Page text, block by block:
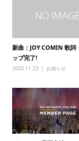
新曲：JOY COMIN 歌詞
ップ完了!
2020.11.23 お知らせ